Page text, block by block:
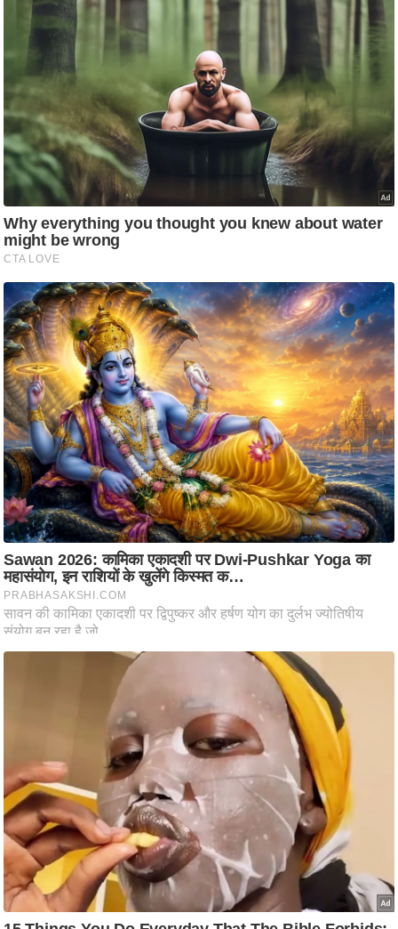
स्तं
ए
म
.
आ
र
आ
ई
.
चा
य
प
र
स
मी
क्षा
ध
र्म
ज्यो
ति
ष
प्र
भु
म
हि
स्थ
ल
व्र
त
त्यो
हा
र